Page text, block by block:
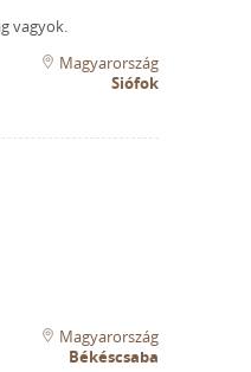
vagyok.
Magyarország
Siófok
Magyarország
Békéscsaba